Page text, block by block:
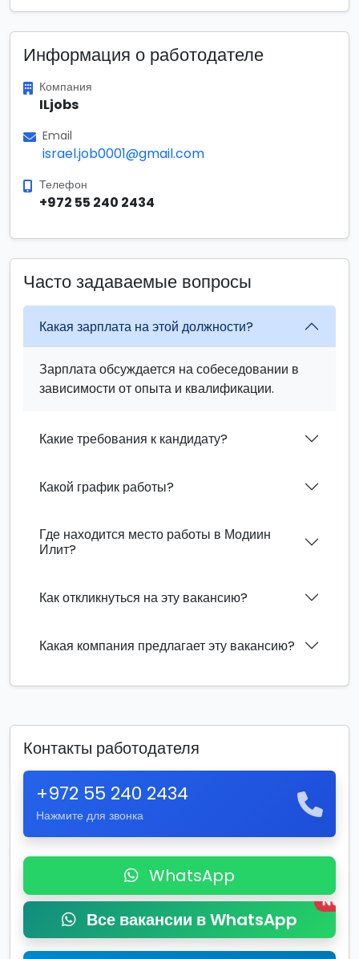
Информация о работодателе
Компания
ILjobs
Email
israel.job0001@gmail.com
Телефон
+972 55 240 2434
Часто задаваемые вопросы
Какая зарплата на этой должности?
Зарплата обсуждается на собеседовании в
зависимости от опыта и квалификации.
Какие требования к кандидату?
Какой график работы?
Где находится место работы в Модиин
Илит?
Как откликнуться на эту вакансию?
Какая компания предлагает эту вакансию?
Контакты работодателя
+972 55 240 2434
Нажмите для звонка
WhatsApp
Все вакансии в WhatsApp
New